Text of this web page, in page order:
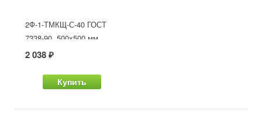
2Ф-1-ТМКЩ-С-40 ГОСТ
7338-90, 500x500 мм
2 038 ₽
Купить